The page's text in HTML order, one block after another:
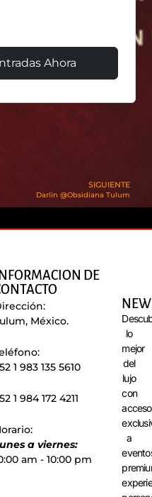
Ahora
SIGUIENTE
Darlin @Obsidiana Tulum
DE
México.
1 983 135 5610
1 984 172 4211
a viernes:
am - 10:00 pm
lo
mejor
del
lujo
con
acceso
a